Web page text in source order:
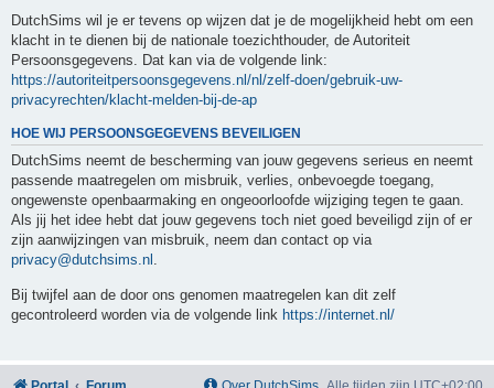
DutchSims wil je er tevens op wijzen dat je de mogelijkheid hebt om een
klacht in te dienen bij de nationale toezichthouder, de Autoriteit
Persoonsgegevens. Dat kan via de volgende link:
https://autoriteitpersoonsgegevens.nl/nl/zelf-doen/gebruik-uw-
privacyrechten/klacht-melden-bij-de-ap
HOE WIJ PERSOONSGEGEVENS BEVEILIGEN
DutchSims neemt de bescherming van jouw gegevens serieus en neemt
passende maatregelen om misbruik, verlies, onbevoegde toegang,
ongewenste openbaarmaking en ongeoorloofde wijziging tegen te gaan.
Als jij het idee hebt dat jouw gegevens toch niet goed beveiligd zijn of er
zijn aanwijzingen van misbruik, neem dan contact op via
privacy@dutchsims.nl .
Bij twijfel aan de door ons genomen maatregelen kan dit zelf
gecontroleerd worden via de volgende link https://internet.nl/